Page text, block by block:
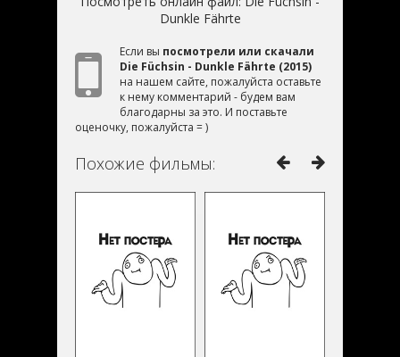
Dunkle Fährte
Если вы посмотрели или скачали
Die Füchsin - Dunkle Fährte (2015)
на нашем сайте, пожалуйста оставьте
к нему комментарий - будем вам
благодарны за это. И поставьте
оценочку, пожалуйста = )
Похожие фильмы: